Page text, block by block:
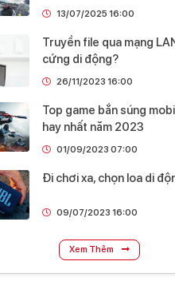
13/07/2025 16:00
26/11/2023 16:00
Truyền file qua mạng
cứng di động?
01/09/2023 07:00
Top game bắn súng
hay nhất năm 2023
09/07/2023 16:00
Đi chơi xa, chọn loa di
Xem Thêm